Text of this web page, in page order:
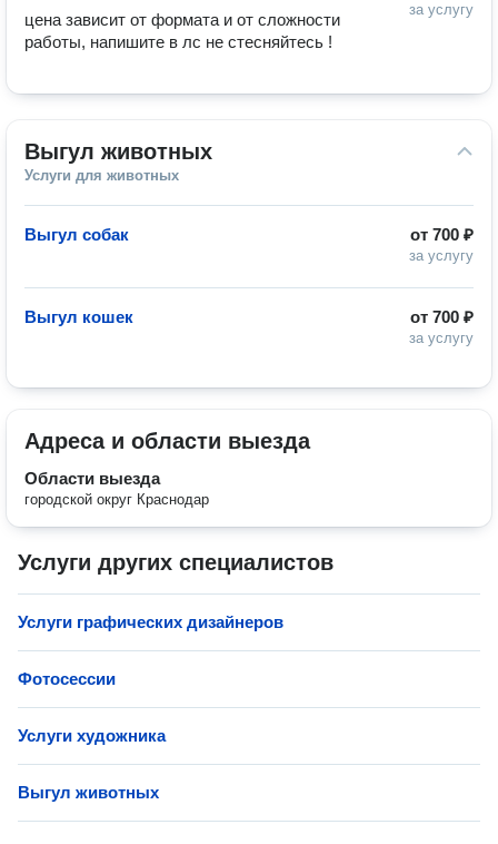
за услугу
цена зависит от формата и от сложности
работы, напишите в лс не стесняйтесь !
Выгул животных
Услуги для животных
от 700 ₽
за услугу
Выгул собак
от 700 ₽
за услугу
Выгул кошек
Адреса и области выезда
Области выезда
городской округ Краснодар
Услуги других специалистов
Услуги графических дизайнеров
Фотосессии
Услуги художника
Выгул животных